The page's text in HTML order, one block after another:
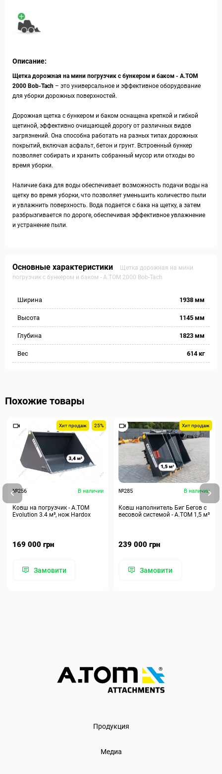
Описание:
Щетка дорожная на мини погрузчик с бункером и баком - А.ТОМ
2000 Bob-Tach – это универсальное и эффективное оборудование
для уборки дорожных поверхностей.
Дорожная щетка с бункером и баком оснащена крепкой и гибкой
щетиной, эффективно очищающей дорогу от различных видов
загрязнений. Она способна работать на разных типах дорожных
покрытий, включая асфальт, бетон и грунт. Встроенный бункер
позволяет собирать и хранить собранный мусор или отходы во
время уборки.
Наличие бака для воды обеспечивает возможность подачи воды на
щетку во время уборки, что позволяет уменьшить количество пыли
и увлажнить поверхность. Вода подается с бака на щетку, а затем
разбрызгивается по дороге, обеспечивая эффективное увлажнение
и устранение пыли.
Основные характеристики
Щетка дорожная на мини
погрузчик с бункером и баком - А.ТОМ 2000 Bob-Tach
Ширина 1938 мм
Высота 1145 мм
Глубина 1823 мм
Вес 614 кг
Похожие товары
Хит продаж 25%
№256 В наличии
Ковш на погрузчик - A.TOM
Evolution 3.4 м³, нож Hardox
169 000 грн
Замовити
Хит продаж
№285 В наличии
Ковш наполнитель Биг Бегов с
весовой системой - А.ТОМ 1,5 м³
239 000 грн
Замовити
Продукция
Медиа